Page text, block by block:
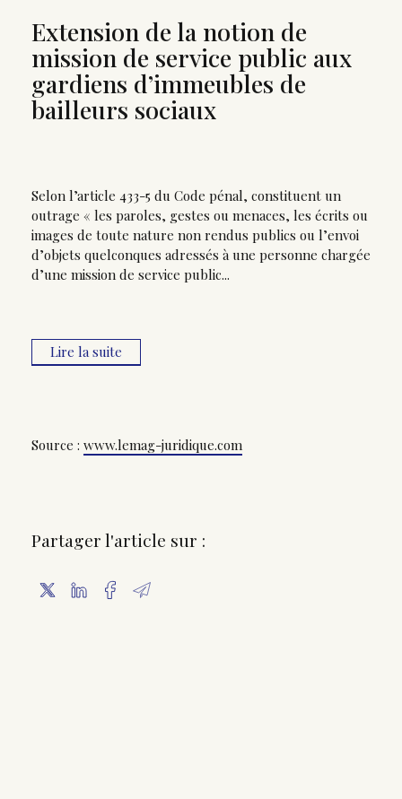
Extension de la notion de
mission de service public aux
gardiens d’immeubles de
bailleurs sociaux
Source : www.lemag-juridique.com
Selon l’article 433-5 du Code pénal, constituent un
outrage « les paroles, gestes ou menaces, les écrits ou
images de toute nature non rendus publics ou l’envoi
d’objets quelconques adressés à une personne chargée
d’une mission de service public...
Lire la suite